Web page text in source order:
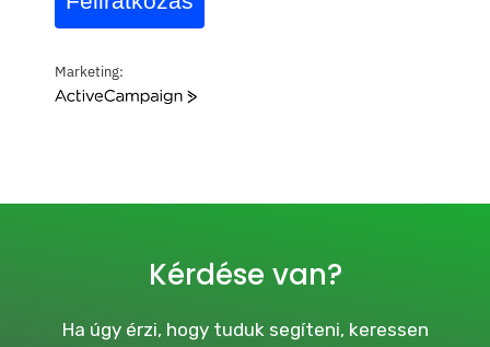
Marketing:
A
e
Kérdése van?
Ha úgy érzi, hogy tuduk segíteni, keressen